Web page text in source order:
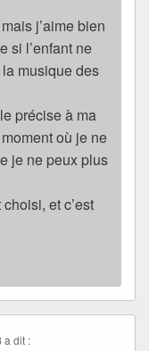
j’aime bien
si l’enfant ne
musique des
précise à ma
où je ne
je ne peux plus
et c’est
a dit :